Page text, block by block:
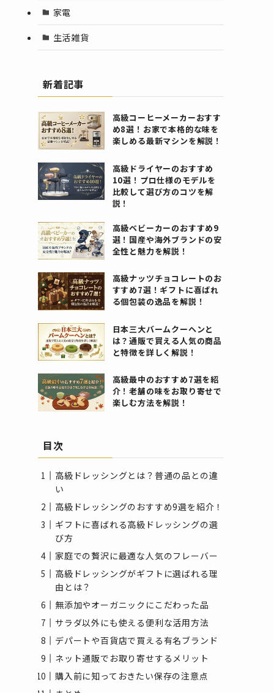
家電
生活雑貨
新着記事
高級コーヒーメーカーおすす
め8選！お家で本格的な味を
楽しめる最新マシンを解説！
高級ドライヤーのおすすめ
10選！プロ仕様のモデルを
比較して選び方のコツを解
説！
高級ベビーカーのおすすめ9
選！国産や海外ブランドの安
全性と魅力を解説！
高級ナッツチョコレートのお
すすめ7選！ギフトに喜ばれ
る個包装の逸品を解説！
日本三大バームクーヘンと
は？通販で買える人気の商品
と特徴を詳しく解説！
高級最中のおすすめ7選を紹
介！老舗の味をお取り寄せで
楽しむ方法を解説！
目次
高級ドレッシングとは？普通の品との違
い
高級ドレッシングのおすすめ9選を紹介！
ギフトに喜ばれる高級ドレッシングの選
び方
家庭での贅沢に最適な人気のフレーバー
高級ドレッシングがギフトに選ばれる理
由とは？
無添加やオーガニックにこだわった品
サラダ以外にも使える便利な活用方法
デパートや百貨店で買える有名ブランド
ネット通販でお取り寄せするメリット
購入前に知っておきたい保存の注意点